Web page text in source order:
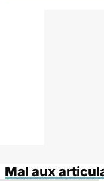
Mal aux